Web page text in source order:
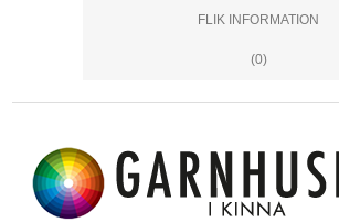
FLIK INFORMATION
(0)